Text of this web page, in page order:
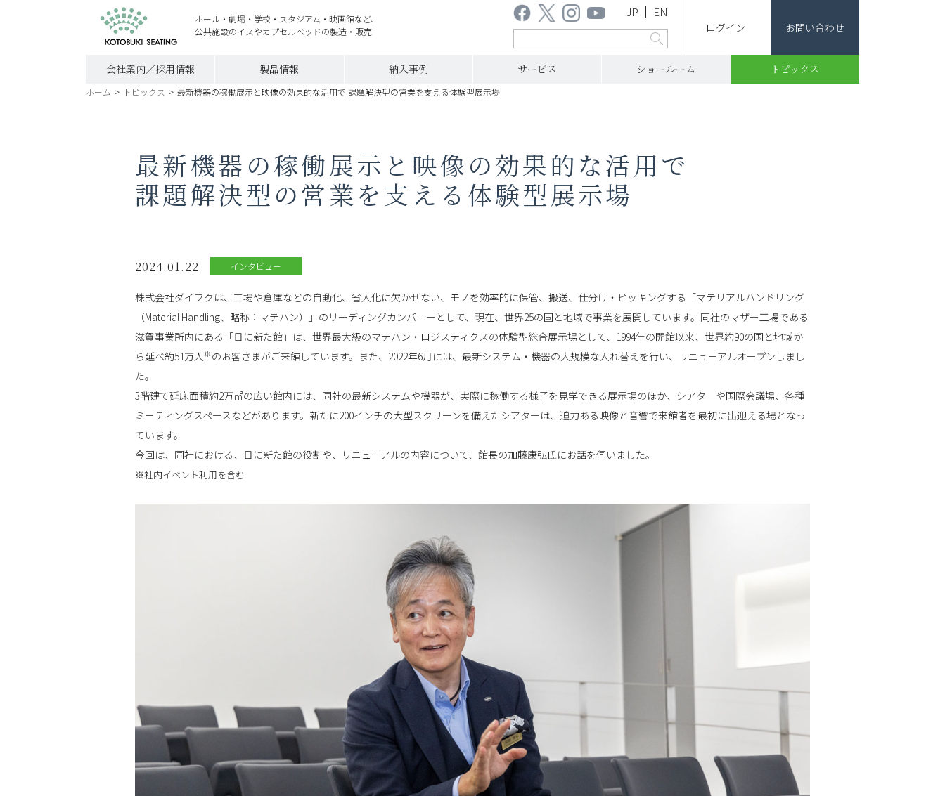
ホール・劇場・学校・スタジアム・映画館など、
公共施設のイスやカプセルベッドの製造・販売
ログイン お問い合わせ
JP EN
会社案内／採用情報 製品情報 納入事例 サービス ショールーム トピックス
ホーム > トピックス > 最新機器の稼働展示と映像の効果的な活用で 課題解決型の営業を支える体験型展示場
最新機器の稼働展示と映像の効果的な活用で
課題解決型の営業を支える体験型展示場
2024.01.22 インタビュー
株式会社ダイフクは、工場や倉庫などの自動化、省人化に欠かせない、モノを効率的に保管、搬送、仕分け・ピッキングする「マテリアルハンドリング
（Material Handling、略称：マテハン）」のリーディングカンパニーとして、現在、世界25の国と地域で事業を展開しています。同社のマザー工場である
滋賀事業所内にある「日に新た館」は、世界最大級のマテハン・ロジスティクスの体験型総合展示場として、1994年の開館以来、世界約90の国と地域か
ら延べ約51万人 ※ のお客さまがご来館しています。また、2022年6月には、最新システム・機器の大規模な入れ替えを行い、リニューアルオープンしまし
た。
3階建て延床面積約2万㎡の広い館内には、同社の最新システムや機器が、実際に稼働する様子を見学できる展示場のほか、シアターや国際会議場、各種
ミーティングスペースなどがあります。新たに200インチの大型スクリーンを備えたシアターは、迫力ある映像と音響で来館者を最初に出迎える場となっ
ています。
今回は、同社における、日に新た館の役割や、リニューアルの内容について、館長の加藤康弘氏にお話を伺いました。
※社内イベント利用を含む